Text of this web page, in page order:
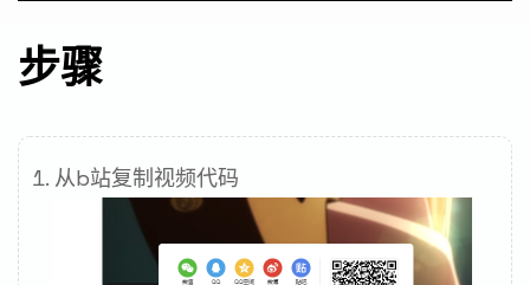
步骤
从b站复制视频代码